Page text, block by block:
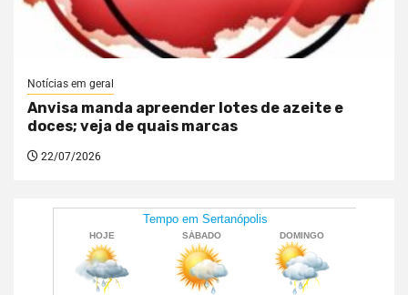
Notícias em geral
Anvisa manda apreender lotes de azeite e
doces; veja de quais marcas
22/07/2026